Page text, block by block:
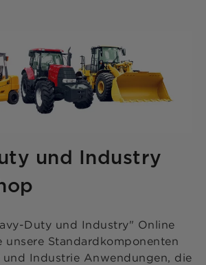
und Industry
Duty und Industry" Online
unsere Standardkomponenten
Industrie Anwendungen, die